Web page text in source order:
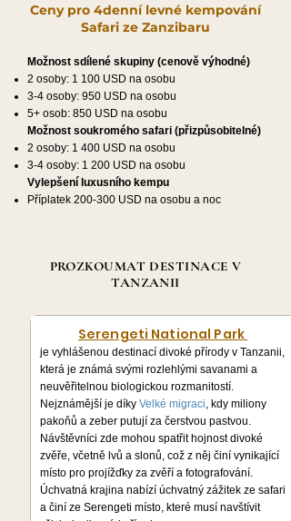
Ceny pro 4denní levné kempování
Safari ze Zanzibaru
Možnost sdílené skupiny (cenově výhodné)
2 osoby: 1 100 USD na osobu
3-4 osoby: 950 USD na osobu
5+ osob: 850 USD na osobu
Možnost soukromého safari (přizpůsobitelné)
2 osoby: 1 400 USD na osobu
3-4 osoby: 1 200 USD na osobu
Vylepšení luxusního kempu
Příplatek 200-300 USD na osobu a noc
PROZKOUMAT DESTINACE V
TANZANII
Serengeti National Park
je vyhlášenou destinací divoké přírody v Tanzanii,
která je známá svými rozlehlými savanami a
neuvěřitelnou biologickou rozmanitostí.
Nejznámější je díky Velké migraci , kdy miliony
pakoňů a zeber putují za čerstvou pastvou.
Návštěvníci zde mohou spatřit hojnost divoké
zvěře, včetně lvů a slonů, což z něj činí vynikající
místo pro projížďky za zvěří a fotografování.
Úchvatná krajina nabízí úchvatný zážitek ze safari
a činí ze Serengeti místo, které musí navštívit